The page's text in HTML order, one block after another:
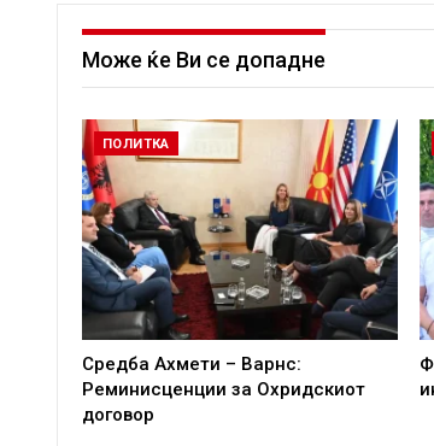
Може ќе Ви се допадне
ПОЛИТКА
Средба Ахмети – Варнс:
Реминисценции за Охридскиот
договор